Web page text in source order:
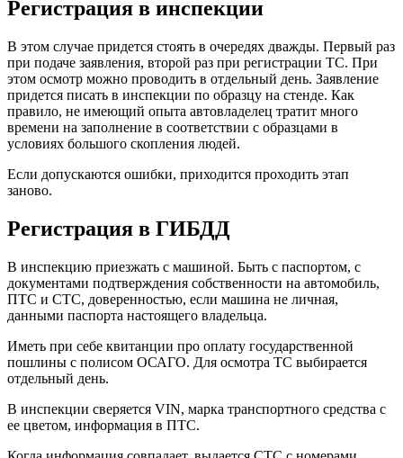
Регистрация в инспекции
В этом случае придется стоять в очередях дважды. Первый раз
при подаче заявления, второй раз при регистрации ТС. При
этом осмотр можно проводить в отдельный день. Заявление
придется писать в инспекции по образцу на стенде. Как
правило, не имеющий опыта автовладелец тратит много
времени на заполнение в соответствии с образцами в
условиях большого скопления людей.
Если допускаются ошибки, приходится проходить этап
заново.
Регистрация в ГИБДД
В инспекцию приезжать с машиной. Быть с паспортом, с
документами подтверждения собственности на автомобиль,
ПТС и СТС, доверенностью, если машина не личная,
данными паспорта настоящего владельца.
Иметь при себе квитанции про оплату государственной
пошлины с полисом ОСАГО. Для осмотра ТС выбирается
отдельный день.
В инспекции сверяется VIN, марка транспортного средства с
ее цветом, информация в ПТС.